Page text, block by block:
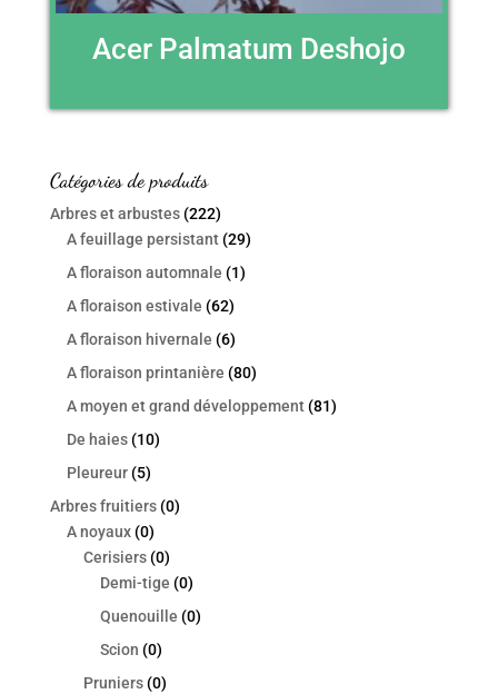
Acer Palmatum Deshojo
Catégories de produits
Arbres et arbustes (222)
A feuillage persistant (29)
A floraison automnale (1)
A floraison estivale (62)
A floraison hivernale (6)
A floraison printanière (80)
A moyen et grand développement (81)
De haies (10)
Pleureur (5)
Arbres fruitiers (0)
A noyaux (0)
Cerisiers (0)
Demi-tige (0)
Quenouille (0)
Scion (0)
Pruniers (0)